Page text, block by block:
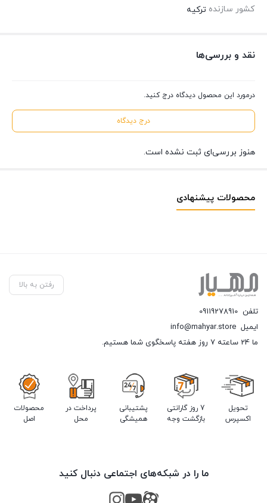
کشور سازنده ترکیه
نقد و بررسی‌ها
درمورد این محصول دیدگاه درج کنید.
درج دیدگاه
هنوز بررسی‌ای ثبت نشده است.
محصولات پیشنهادی
رفتن به بالا
تلفن 09119278910
ایمیل info@mahyar.store
ما 24 ساعته 7 روز هفته پاسخگوی شما هستیم.
تحویل
اکسپرس
7 روز گارانتی
بازگشت وجه
پشتیبانی
همیشگی
پرداخت در
محل
محصولات
اصل
ما را در شبکه‌های اجتماعی دنبال کنید